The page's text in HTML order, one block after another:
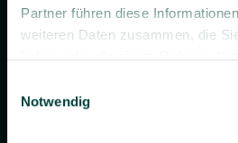
Partner führen diese
weiteren Daten zusammen, die
haben oder die sie im Rahmen
Notwendig